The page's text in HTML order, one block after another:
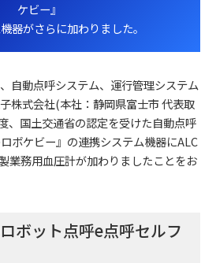
ケビー』
器がさらに加わりました。
自動点呼システム、運行管理システム
株式会社(本社：静岡県富士市 代表取
、国土交通省の認定を受けた自動点呼
ボケビー』の連携システム機器にALC
務用血圧計が加わりましたことをお
ボット点呼e点呼セルフ